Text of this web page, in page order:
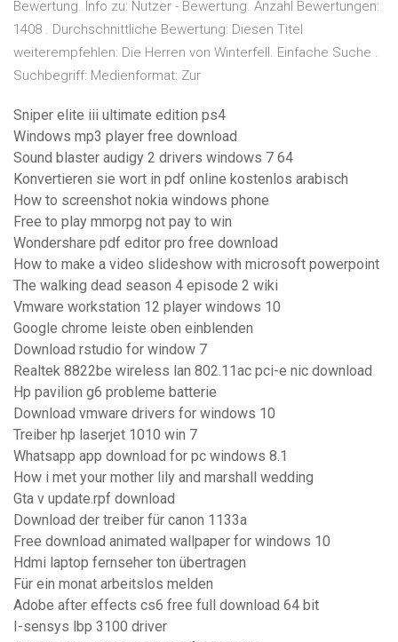
Bewertung. Info zu: Nutzer - Bewertung. Anzahl Bewertungen:
1408 . Durchschnittliche Bewertung: Diesen Titel
weiterempfehlen: Die Herren von Winterfell. Einfache Suche .
Suchbegriff: Medienformat: Zur
Sniper elite iii ultimate edition ps4
Windows mp3 player free download
Sound blaster audigy 2 drivers windows 7 64
Konvertieren sie wort in pdf online kostenlos arabisch
How to screenshot nokia windows phone
Free to play mmorpg not pay to win
Wondershare pdf editor pro free download
How to make a video slideshow with microsoft powerpoint
The walking dead season 4 episode 2 wiki
Vmware workstation 12 player windows 10
Google chrome leiste oben einblenden
Download rstudio for window 7
Realtek 8822be wireless lan 802.11ac pci-e nic download
Hp pavilion g6 probleme batterie
Download vmware drivers for windows 10
Treiber hp laserjet 1010 win 7
Whatsapp app download for pc windows 8.1
How i met your mother lily and marshall wedding
Gta v update.rpf download
Download der treiber für canon 1133a
Free download animated wallpaper for windows 10
Hdmi laptop fernseher ton übertragen
Für ein monat arbeitslos melden
Adobe after effects cs6 free full download 64 bit
I-sensys lbp 3100 driver